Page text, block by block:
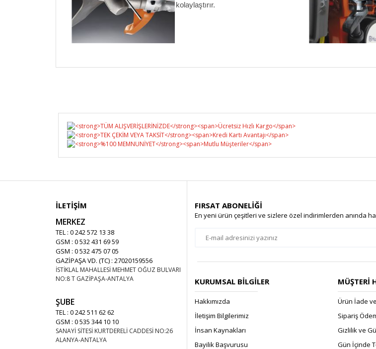
kolaylaştırır.
İLETİŞİM
MERKEZ
TEL : 0 242 572 13 38
GSM : 0 532 431 69 59
GSM : 0 532 475 07 05
GAZİPAŞA VD. (TC) : 27020159556
İSTİKLAL MAHALLESİ MEHMET OĞUZ BULVARI
NO:8 T GAZİPAŞA-ANTALYA
ŞUBE
TEL : 0 242 511 62 62
GSM : 0 535 344 10 10
SANAYİ SİTESİ KURTDERELİ CADDESİ NO:26
ALANYA-ANTALYA
FIRSAT ABONELİĞİ
En yeni ürün çeşitleri ve sizlere özel indirimlerden anında
KURUMSAL BİLGİLER
Hakkımızda
İletişim Bilgilerimiz
İnsan Kaynakları
Bayilik Başvurusu
MÜŞTERİ
Ürün İade
Sipariş
Gizlilik ve
Gün İçinde